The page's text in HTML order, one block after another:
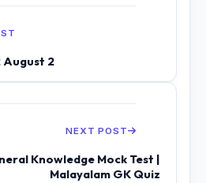
August 2
NEXT POST
Knowledge Mock Test |
Malayalam GK Quiz